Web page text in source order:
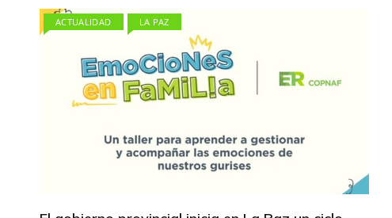
ACTUALIDAD LA PAZ